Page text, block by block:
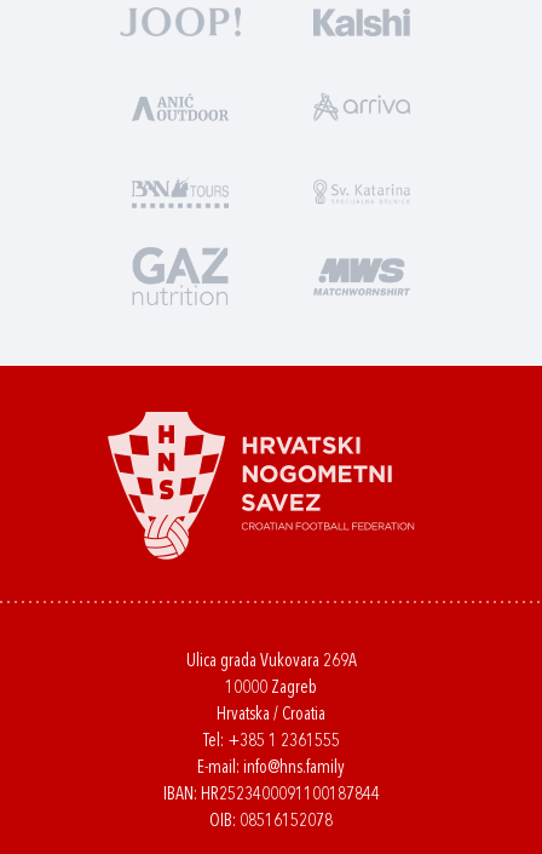
Ulica grada Vukovara 269A
10000 Zagreb
Hrvatska / Croatia
Tel: +385 1 2361555
E-mail: info@hns.family
IBAN: HR2523400091100187844
OIB: 08516152078